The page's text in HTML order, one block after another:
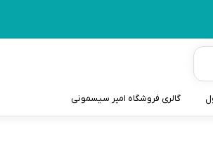
گالری فروشگاه امیر سیسمونی